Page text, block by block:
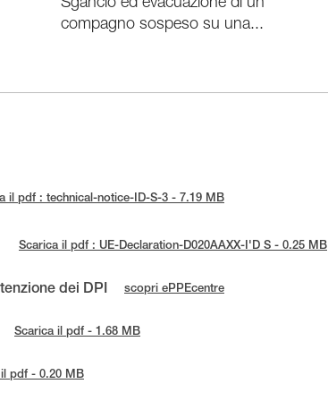
Sgancio ed evacuazione di un
compagno sospeso su una...
il pdf : technical-notice-ID-S-3 - 7.19 MB
Scarica il pdf : UE-Declaration-D020AAXX-I'D S - 0.25 MB
dei DPI scopri ePPEcentre
Scarica il pdf - 1.68 MB
pdf - 0.20 MB